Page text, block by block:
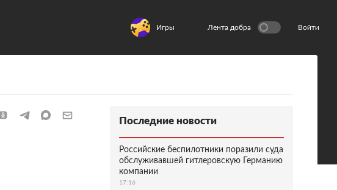
Игры Лента добра Войти
Последние новости
Российские беспилотники поразили суда
обслуживавшей гитлеровскую Германию
компании
17:16